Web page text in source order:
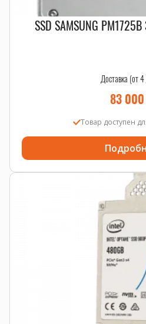
SSD SAMSUNG
Доставка (от
83 000
Товар доступен